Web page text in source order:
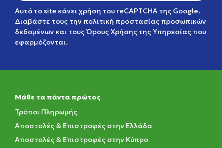
Αυτό το site κάνει χρήση του reCAPTCHA της Google.
Διαβάστε τους την πολιτική προστασίας προσωπικών
δεδομένων και τουςΌρους Χρήσης της Υπηρεσίας που
εφαρμόζονται.
Μάθε τα πάντα πρώτος
Τρόποι Πληρωμής
Αποστολές & Επιστροφές στην Ελλάδα
Αποστολές & Επιστροφές στην Κύπρο